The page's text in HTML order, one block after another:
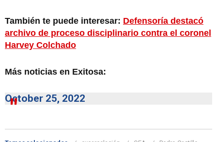
También te puede interesar: Defensoría destacó
archivo de proceso disciplinario contra el coronel
Harvey Colchado
Más noticias en Exitosa:
October 25, 2022